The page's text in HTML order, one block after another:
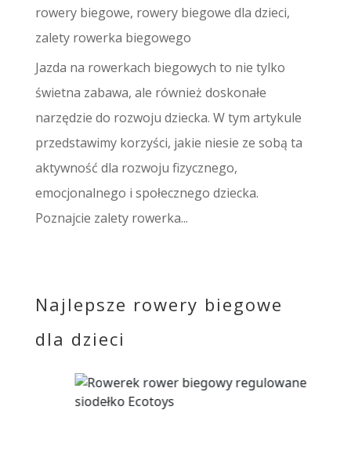
rowery biegowe, rowery biegowe dla dzieci,
zalety rowerka biegowego
Jazda na rowerkach biegowych to nie tylko
świetna zabawa, ale również doskonałe
narzędzie do rozwoju dziecka. W tym artykule
przedstawimy korzyści, jakie niesie ze sobą ta
aktywność dla rozwoju fizycznego,
emocjonalnego i społecznego dziecka.
Poznajcie zalety rowerka...
Najlepsze rowery biegowe
dla dzieci